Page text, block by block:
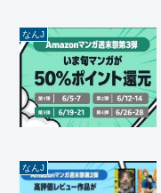
なんJ
なんJ